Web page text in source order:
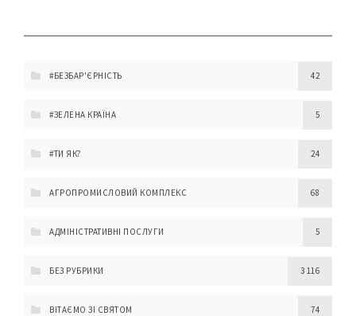
#БЕЗБАР'ЄРНІСТЬ 42
#ЗЕЛЕНА КРАЇНА 5
#ТИ ЯК? 24
АГРОПРОМИСЛОВИЙ КОМПЛЕКС 68
АДМІНІСТРАТИВНІ ПОСЛУГИ 5
БЕЗ РУБРИКИ 3 116
ВІТАЄМО ЗІ СВЯТОМ 74